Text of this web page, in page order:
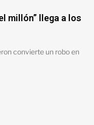
millón” llega a los
convierte un robo en